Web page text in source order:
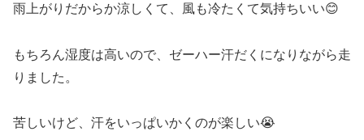
雨上がりだからか涼しくて、風も冷たくて気持ちいい😊
もちろん湿度は高いので、ゼーハー汗だくになりながら走
りました。
苦しいけど、汗をいっぱいかくのが楽しい😭